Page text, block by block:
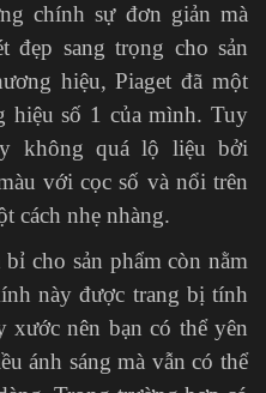
chính sự đơn giản mà
đẹp sang trọng cho sản
hiệu, Piaget đã một
hiệu số 1 của mình. Tuy
không quá lộ liệu bởi
với cọc số và nổi trên
cách nhẹ nhàng.
cho sản phẩm còn nằm
này được trang bị tính
xước nên bạn có thể yên
ánh sáng mà vẫn có thể